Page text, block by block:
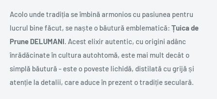
Acolo unde tradiția se îmbină armonios cu pasiunea pentru
lucrul bine făcut, se naște o băutură emblematică: Țuica de
Prune DELUMANI. Acest elixir autentic, cu origini adânc
înrădăcinate în cultura autohtomă, este mai mult decât o
simplă băutură - este o poveste lichidă, distilată cu grijă și
atenție la detalii, care aduce în prezent o tradiție seculară.